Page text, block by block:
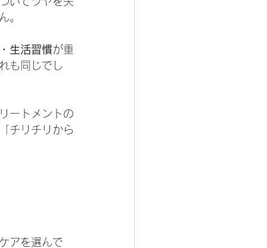
。
生活習慣が重
も同じでし
ートメントの
チリチリから
アを選んで